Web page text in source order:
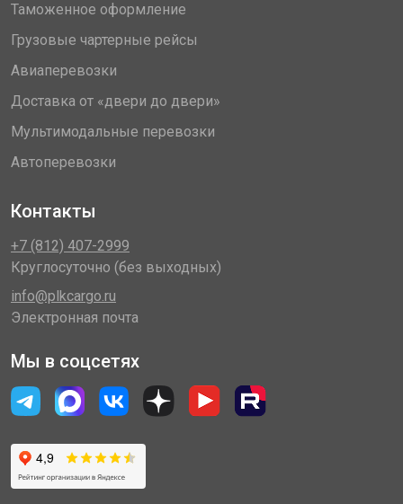
Таможенное оформление
Грузовые чартерные рейсы
Авиаперевозки
Доставка от «двери до двери»
Мультимодальные перевозки
Автоперевозки
Контакты
+7 (812) 407-2999
Круглосуточно (без выходных)
info@plkcargo.ru
Электронная почта
Мы в соцсетях